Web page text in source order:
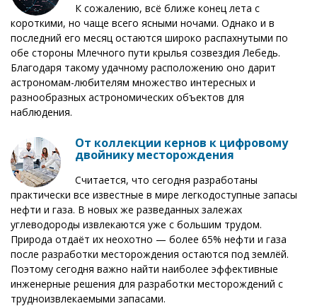
К сожалению, всё ближе конец лета с
короткими, но чаще всего ясными ночами. Однако и в
последний его месяц остаются широко распахнутыми по
обе стороны Млечного пути крылья созвездия Лебедь.
Благодаря такому удачному расположению оно дарит
астрономам-любителям множество интересных и
разнообразных астрономических объектов для
наблюдения.
От коллекции кернов к цифровому
двойнику месторождения
Считается, что сегодня разработаны
практически все известные в мире легкодоступные запасы
нефти и газа. В новых же разведанных залежах
углеводороды извлекаются уже с большим трудом.
Природа отдаёт их неохотно — более 65% нефти и газа
после разработки месторождения остаются под землёй.
Поэтому сегодня важно найти наиболее эффективные
инженерные решения для разработки месторождений с
трудноизвлекаемыми запасами.